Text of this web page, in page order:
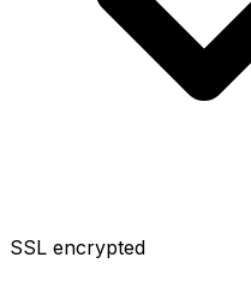
SSL encrypted